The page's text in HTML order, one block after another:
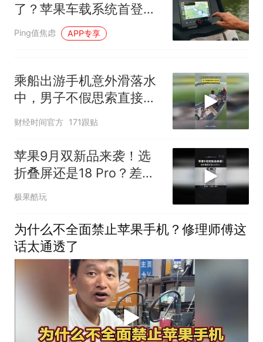
了？苹果车载系统首登浮
筒船
Ping值焦虑 APP专享
乘船出游手机意外滑落水
中，男子不假思索直接下
水打捞
财经时间官方 171跟贴
苹果9月双新品来袭！选
折叠屏还是18 Pro？差距
不止价格
极果酷玩
为什么不全面禁止苹果手机？修理师傅这
话太通透了